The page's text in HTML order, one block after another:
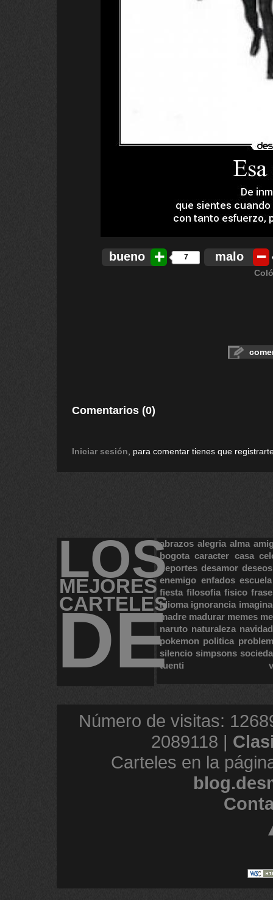
bueno 7 malo
Comentarios (0)
Iniciar sesión , para comentar tienes que
LOS
MEJORES
CARTELES
DE
abrazos alegria alma
bogota caracter casa
deportes desamor deseos
enemigo enfados escuela
fiesta filosofia fisico
idioma ignorancia
madre madurar memes
naruto naturaleza navidad
pokemon politica
silencio simpsons
tuenti
Número de visitas:
2089118 |
Carteles en la